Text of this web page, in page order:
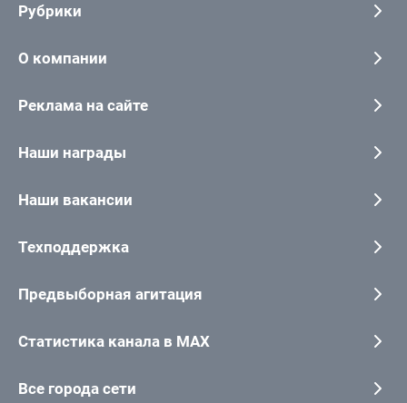
Рубрики
О компании
Реклама на сайте
Наши награды
Наши вакансии
Техподдержка
Предвыборная агитация
Статистика канала в MAX
Все города сети